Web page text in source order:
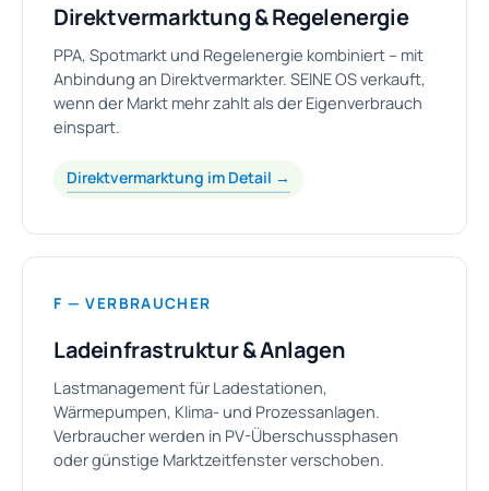
Direktvermarktung & Regelenergie
PPA, Spotmarkt und Regelenergie kombiniert – mit
Anbindung an Direktvermarkter. SEINE OS verkauft,
wenn der Markt mehr zahlt als der Eigenverbrauch
einspart.
Direktvermarktung im Detail →
F — VERBRAUCHER
Ladeinfrastruktur & Anlagen
Lastmanagement für Ladestationen,
Wärmepumpen, Klima- und Prozessanlagen.
Verbraucher werden in PV-Überschussphasen
oder günstige Marktzeitfenster verschoben.